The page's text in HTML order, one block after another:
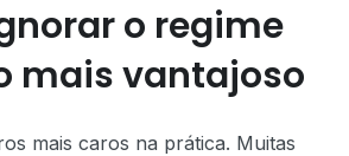
o regime
mais vantajoso
mais caros na prática. Muitas